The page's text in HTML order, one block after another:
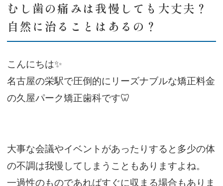
むし歯の痛みは我慢しても大丈夫？
自然に治ることはあるの？
こんにちは✨
名古屋の栄駅で圧倒的にリーズナブルな矯正料金
の久屋パーク矯正歯科です🦷
大事な会議やイベントがあったりすると多少の体
の不調は我慢してしまうこともありますよね。
一過性のものであればすぐに収まる場合もありま